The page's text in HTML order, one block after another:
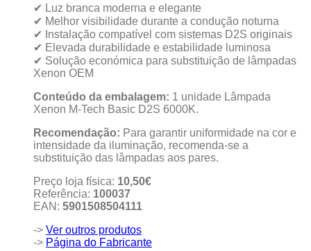
✔ Luz branca moderna e elegante
✔ Melhor visibilidade durante a condução noturna
✔ Instalação compatível com sistemas D2S originais
✔ Elevada durabilidade e estabilidade luminosa
✔ Solução económica para substituição de lâmpadas
Xenon OEM
Conteúdo da embalagem: 1 unidade Lâmpada
Xenon M-Tech Basic D2S 6000K.
Recomendação: Para garantir uniformidade na cor e
intensidade da iluminação, recomenda-se a
substituição das lâmpadas aos pares.
Preço loja física: 10,50€
Referência: 100037
EAN: 5901508504111
-> Ver outros produtos
-> Página do Fabricante